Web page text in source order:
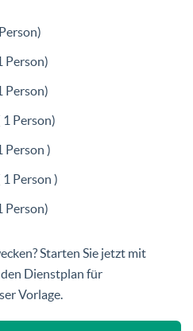
Person)
Person)
Person)
Person )
Person )
Person)
Starten Sie jetzt mit
Dienstplan für
Vorlage.